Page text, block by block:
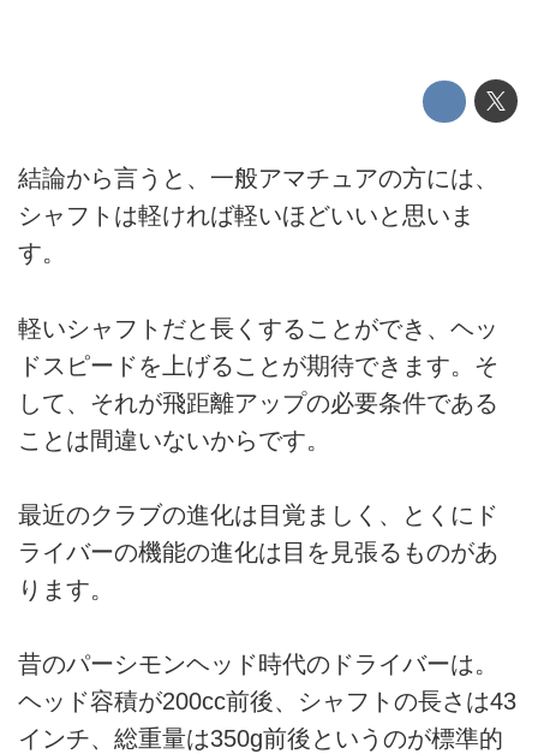
結論から言うと、一般アマチュアの方には、
シャフトは軽ければ軽いほどいいと思いま
す。
軽いシャフトだと長くすることができ、ヘッ
ドスピードを上げることが期待できます。そ
して、それが飛距離アップの必要条件である
ことは間違いないからです。
最近のクラブの進化は目覚ましく、とくにド
ライバーの機能の進化は目を見張るものがあ
ります。
昔のパーシモンヘッド時代のドライバーは。
ヘッド容積が200cc前後、シャフトの長さは43
インチ、総重量は350g前後というのが標準的